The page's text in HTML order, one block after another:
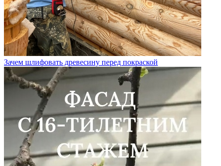
Зачем шлифовать древесину перед покраской